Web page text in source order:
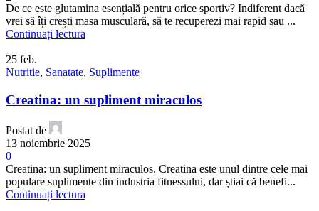
De ce este glutamina esențială pentru orice sportiv? Indiferent dacă
vrei să îți crești masa musculară, să te recuperezi mai rapid sau ...
Continuați lectura
25 feb.
Nutritie, Sanatate, Suplimente
Creatina: un supliment miraculos
Postat de
13 noiembrie 2025
0
Creatina: un supliment miraculos. Creatina este unul dintre cele mai
populare suplimente din industria fitnessului, dar știai că benefi...
Continuați lectura